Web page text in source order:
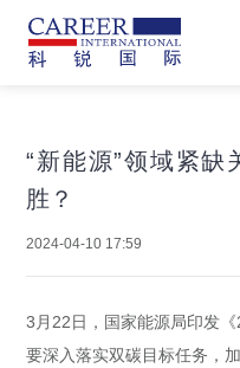
“新能源”领域紧缺
胜？
2024-04-10 17:59
3月22日，国家能源局印发
要深入落实双碳目标任务，